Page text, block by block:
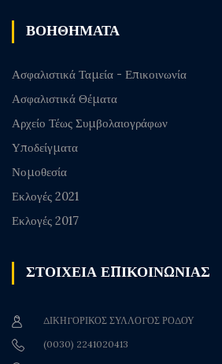
ΒΟΗΘΗΜΑΤΑ
Ασφαλιστικά Ταμεία - Επικοινωνία
Ασφαλιστικά Θέματα
Αρχείο Τέως Συμβολαιογράφων
Υποδείγματα
Νομοθεσία
Εκλογές 2021
Εκλογές 2017
ΣΤΟΙΧΕΙΑ ΕΠΙΚΟΙΝΩΝΙΑΣ
ΔΙΚΗΓΟΡΙΚΟΣ ΣΥΛΛΟΓΟΣ ΡΟΔΟΥ
(0030) 2241020413